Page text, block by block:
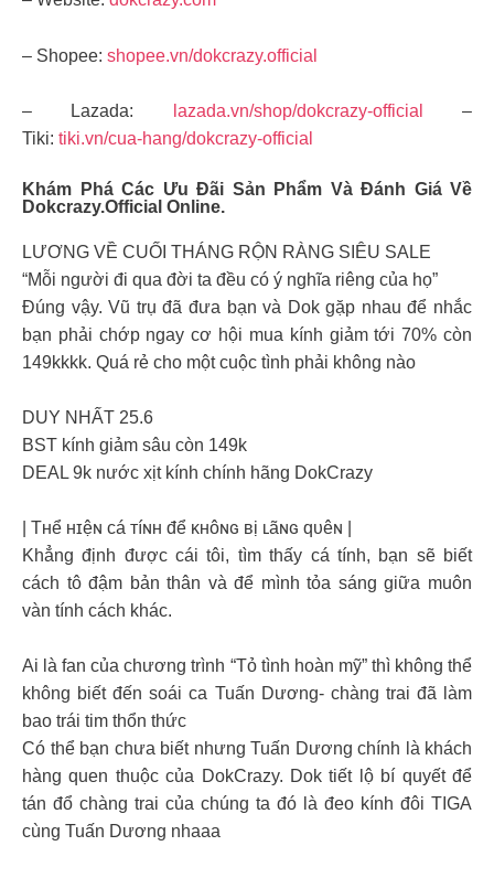
– Shopee: shopee.vn/dokcrazy.official
– Lazada: lazada.vn/shop/dokcrazy-official
–
Tiki: tiki.vn/cua-hang/dokcrazy-official
Khám Phá Các Ưu Đãi Sản Phẩm Và Đánh Giá Về
Dokcrazy.official Online.
LƯƠNG VỀ CUỐI THÁNG RỘN RÀNG SIÊU SALE
“Mỗi người đi qua đời ta đều có ý nghĩa riêng của họ”
Đúng vậy. Vũ trụ đã đưa bạn và Dok gặp nhau để nhắc
bạn phải chớp ngay cơ hội mua kính giảm tới 70% còn
149kkkk. Quá rẻ cho một cuộc tình phải không nào
DUY NHẤT 25.6
BST kính giảm sâu còn 149k
DEAL 9k nước xịt kính chính hãng DokCrazy
| Tʜể ʜɪệɴ ᴄá ᴛíɴʜ để ᴋʜôɴɢ ʙị ʟãɴɢ qᴜêɴ |
Khẳng định được cái tôi, tìm thấy cá tính, bạn sẽ biết
cách tô đậm bản thân và để mình tỏa sáng giữa muôn
vàn tính cách khác.
Ai là fan của chương trình “Tỏ tình hoàn mỹ” thì không thể
không biết đến soái ca Tuấn Dương- chàng trai đã làm
bao trái tim thổn thức
Có thể bạn chưa biết nhưng Tuấn Dương chính là khách
hàng quen thuộc của DokCrazy. Dok tiết lộ bí quyết để
tán đổ chàng trai của chúng ta đó là đeo kính đôi TIGA
cùng Tuấn Dương nhaaa